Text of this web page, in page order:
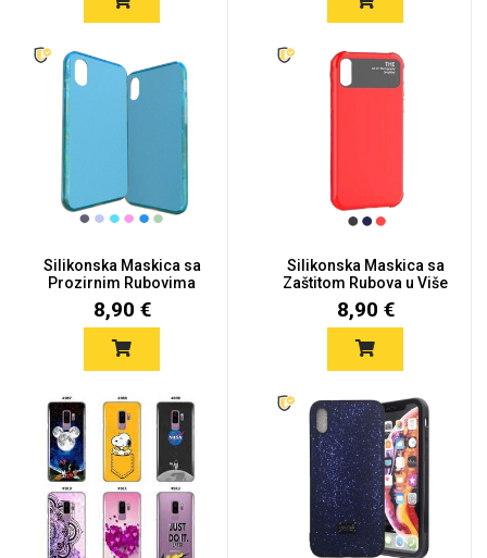
Silikonska Maskica sa
Prozirnim Rubovima
za Ga...
8,90 €
Silikonska Maskica sa
Zaštitom Rubova u Više
B...
8,90 €